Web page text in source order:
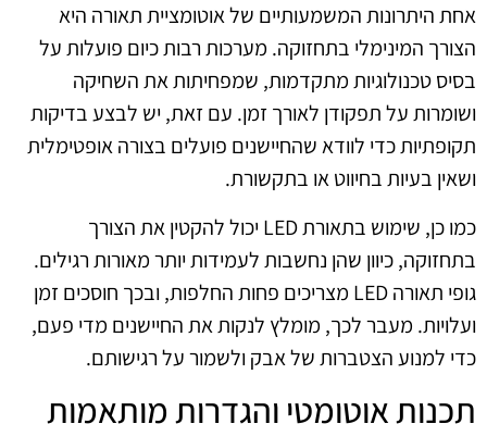
אחת היתרונות המשמעותיים של אוטומציית תאורה היא
הצורך המינימלי בתחזוקה. מערכות רבות כיום פועלות על
בסיס טכנולוגיות מתקדמות, שמפחיתות את השחיקה
ושומרות על תפקודן לאורך זמן. עם זאת, יש לבצע בדיקות
תקופתיות כדי לוודא שהחיישנים פועלים בצורה אופטימלית
ושאין בעיות בחיווט או בתקשורת.
כמו כן, שימוש בתאורת LED יכול להקטין את הצורך
בתחזוקה, כיוון שהן נחשבות לעמידות יותר מאורות רגילים.
גופי תאורה LED מצריכים פחות החלפות, ובכך חוסכים זמן
ועלויות. מעבר לכך, מומלץ לנקות את החיישנים מדי פעם,
כדי למנוע הצטברות של אבק ולשמור על רגישותם.
תכנות אוטומטי והגדרות מותאמות